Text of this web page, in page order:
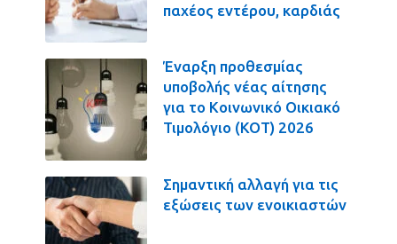
παχέος εντέρου, καρδιάς
Έναρξη προθεσμίας
υποβολής νέας αίτησης
για το Κοινωνικό Οικιακό
Τιμολόγιο (ΚΟΤ) 2026
Σημαντική αλλαγή για τις
εξώσεις των ενοικιαστών